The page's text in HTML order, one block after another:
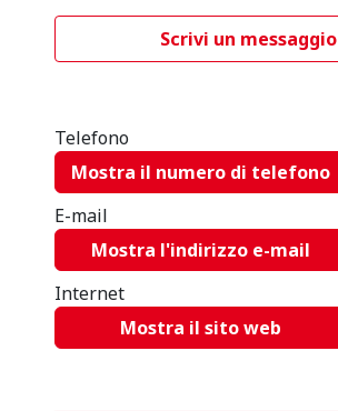
Scrivi un messaggio
Telefono
Mostra il numero di telefono
E-mail
Mostra l'indirizzo e-mail
Internet
Mostra il sito web